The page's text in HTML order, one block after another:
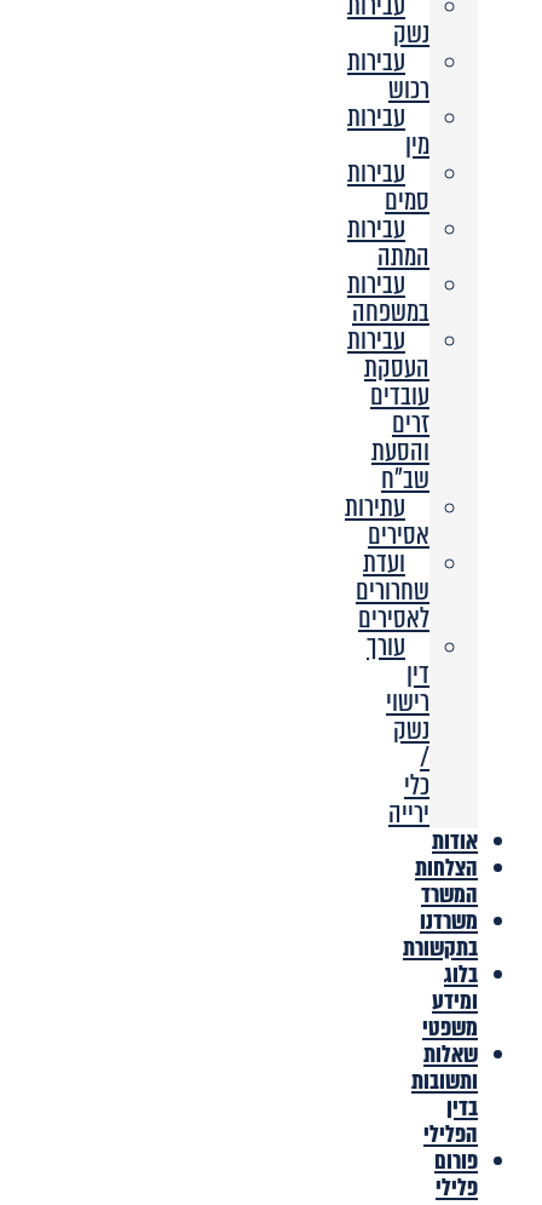
נשק
עבירות
רכוש
עבירות
מין
עבירות
סמים
עבירות
המתה
עבירות
במשפחה
עבירות
העסקת
עובדים
זרים
והסעת
שב”ח
עתירות
אסירים
ועדת
שחרורים
לאסירים
עורך
דין
רישוי
נשק
/
כלי
ירייה
אודות
הצלחות
המשרד
משרדנו
בתקשורת
בלוג
ומידע
משפטי
שאלות
ותשובות
בדין
הפלילי
פורום
פלילי